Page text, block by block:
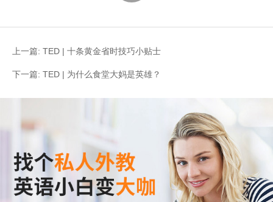
上一篇: TED | 十条黄金省时技巧小贴士
下一篇: TED | 为什么食堂大妈是英雄？